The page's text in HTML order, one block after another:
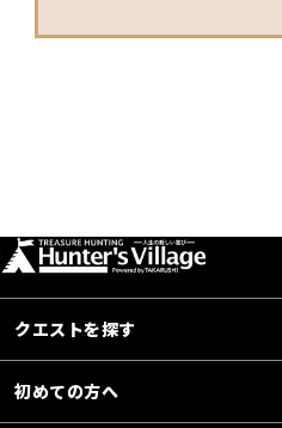
クエストを探す
初めての方へ